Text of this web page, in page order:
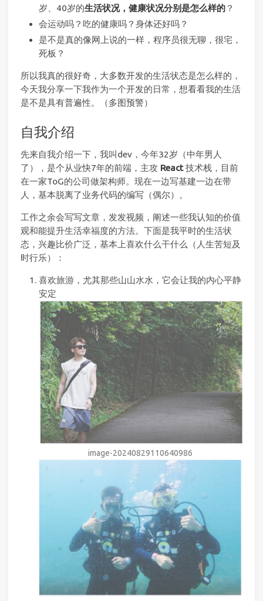
岁、40岁的生活状况，健康状况分别是怎么样的？
会运动吗？吃的健康吗？身体还好吗？
是不是真的像网上说的一样，程序员很无聊，很宅，
死板？
所以我真的很好奇，大多数开发的生活状态是怎么样的，
今天我分享一下我作为一个开发的日常，想看看我的生活
是不是具有普遍性。（多图预警）
自我介绍
先来自我介绍一下，我叫dev，今年32岁（中年男人
了），是个从业快7年的前端，主攻 React技术栈，目前
在一家ToG的公司做架构师。现在一边写基建一边在带
人，基本脱离了业务代码的编写（偶尔）。
工作之余会写写文章，发发视频，阐述一些我认知的价值
观和能提升生活幸福度的方法。下面是我平时的生活状
态，兴趣比价广泛，基本上喜欢什么干什么（人生苦短及
时行乐）：
喜欢旅游，尤其那些山山水水，它会让我的内心平静
安定
image-20240829110640986